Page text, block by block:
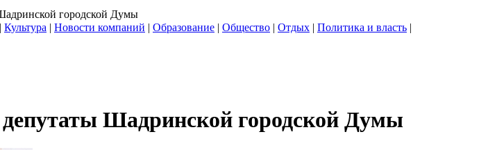
городской Думы
| Культура | Новости компаний | Образование | Общество | Отдых | Политика и власть |
Шадринской городской Думы